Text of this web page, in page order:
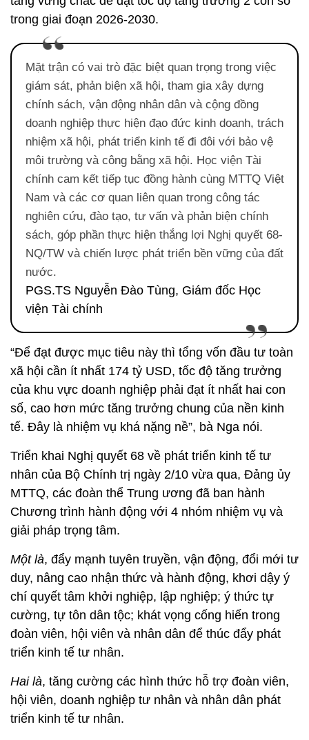
trong giai đoạn 2026-2030.
Mặt trận có vai trò đặc biệt quan trọng trong việc
giám sát, phản biện xã hội, tham gia xây dựng
chính sách, vận động nhân dân và cộng đồng
doanh nghiệp thực hiện đạo đức kinh doanh, trách
nhiệm xã hội, phát triển kinh tế đi đôi với bảo vệ
môi trường và công bằng xã hội. Học viện Tài
chính cam kết tiếp tục đồng hành cùng MTTQ Việt
Nam và các cơ quan liên quan trong công tác
nghiên cứu, đào tạo, tư vấn và phản biện chính
sách, góp phần thực hiện thắng lợi Nghị quyết 68-
NQ/TW và chiến lược phát triển bền vững của đất
nước.
PGS.TS Nguyễn Đào Tùng, Giám đốc Học
viện Tài chính
“Để đạt được mục tiêu này thì tổng vốn đầu tư toàn
xã hội cần ít nhất 174 tỷ USD, tốc độ tăng trưởng
của khu vực doanh nghiệp phải đạt ít nhất hai con
số, cao hơn mức tăng trưởng chung của nền kinh
tế. Đây là nhiệm vụ khá nặng nề”, bà Nga nói.
Triển khai Nghị quyết 68 về phát triển kinh tế tư
nhân của Bộ Chính trị ngày 2/10 vừa qua, Đảng ủy
MTTQ, các đoàn thể Trung ương đã ban hành
Chương trình hành động với 4 nhóm nhiệm vụ và
giải pháp trọng tâm.
Một là, đẩy mạnh tuyên truyền, vận động, đổi mới tư
duy, nâng cao nhận thức và hành động, khơi dậy ý
chí quyết tâm khởi nghiệp, lập nghiệp; ý thức tự
cường, tự tôn dân tộc; khát vọng cống hiến trong
đoàn viên, hội viên và nhân dân để thúc đẩy phát
triển kinh tế tư nhân.
Hai là, tăng cường các hình thức hỗ trợ đoàn viên,
hội viên, doanh nghiệp tư nhân và nhân dân phát
triển kinh tế tư nhân.